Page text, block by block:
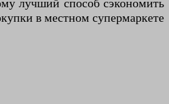
лучший способ сэкономить
в местном супермаркете